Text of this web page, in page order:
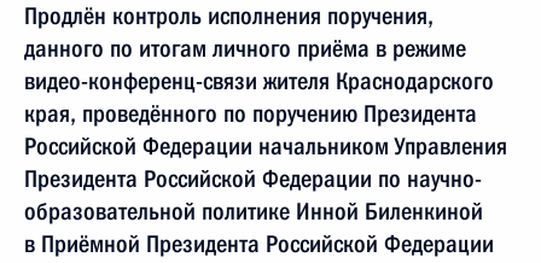
Продлён контроль исполнения поручения,
данного по итогам личного приёма в режиме
видео-конференц-связи жителя Краснодарского
края, проведённого по поручению Президента
Российской Федерации начальником Управления
Президента Российской Федерации по научно-
образовательной политике Инной Биленкиной
в Приёмной Президента Российской Федерации